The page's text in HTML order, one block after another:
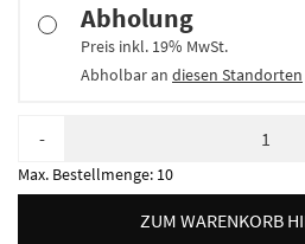
Abholung
Preis inkl. 19% MwSt.
Abholbar an diesen Standorten
-
Max. Bestellmenge: 10
ZUM WARENKORB